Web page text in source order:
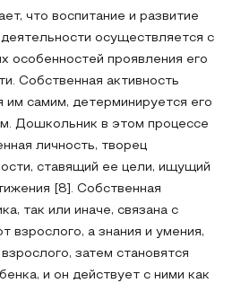
что воспитание и развитие
осуществляется с
особенностей проявления его
Собственная активность
им самим, детерминируется его
Дошкольник в этом процессе
личность, творец
ставящий ее цели, ищущий
[8]. Собственная
так или иначе, связана с
взрослого, а знания и умения,
затем становятся
и он действует с ними как